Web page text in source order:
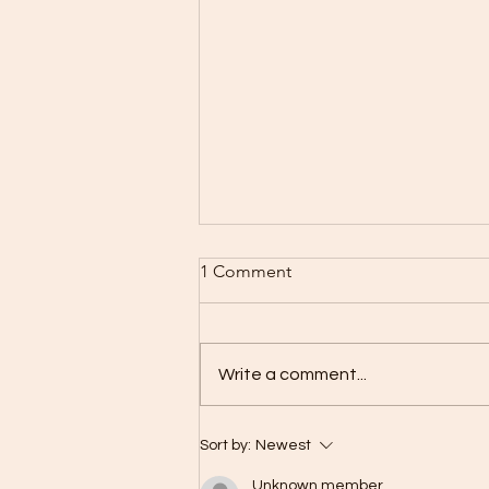
2026年「三伏天灸」接受預約
1 Comment
Write a comment...
Sort by: Newest